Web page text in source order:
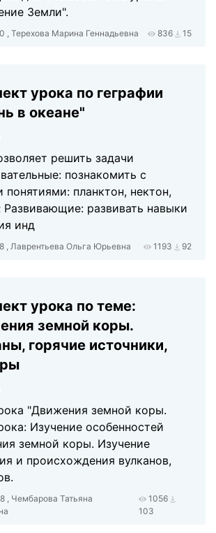
Земли".
, Терехова Марина Геннадьевна 836 15
урока по геграфии
в океане"
решить задачи
познакомить с
понятиями: планктон, нектон,
Развивающие: развивать навыки
инд
, Лаврентьева Ольга Юрьевна 1193 92
урока по теме:
земной коры.
горячие источники,
"Движения земной коры.
Изучение особенностей
земной коры. Изучение
и происхождения вулканов,
, Чембарова Татьяна
1056
103